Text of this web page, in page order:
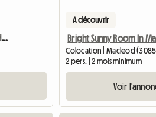
4 Bedroom Free Standing House.
A découvrir
Colocation | Macleod
2 pers. | 2 mois minimum
Voir